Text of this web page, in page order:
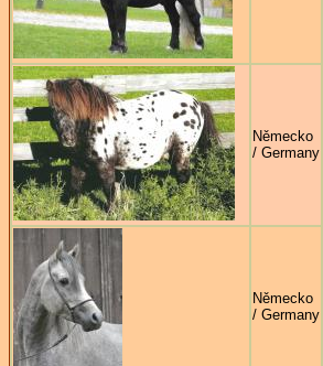
Německo
/ Germany
Německo
/ Germany